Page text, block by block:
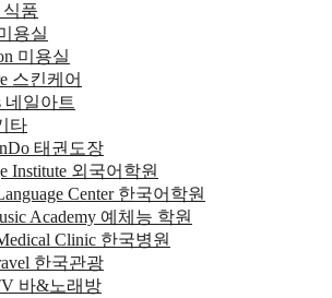
식품
용실
미용실
스킨케어
네일아트
타
태권도장
Institute 외국어학원
Center 한국어학원
Academy 예체능 학원
Clinic 한국병원
한국관광
바&노래방